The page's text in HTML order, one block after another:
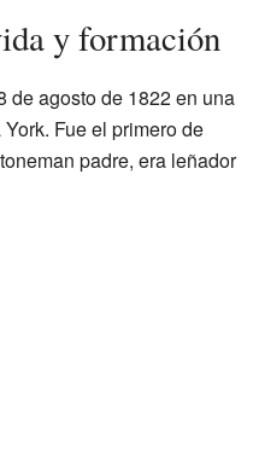
y formación
de agosto de 1822 en una
Fue el primero de
padre, era leñador